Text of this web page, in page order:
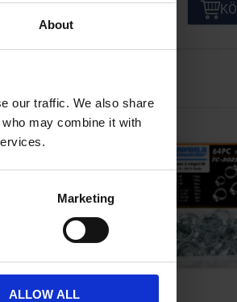
About
our traffic. We also share
may combine it with
Marketing
ALLOW ALL